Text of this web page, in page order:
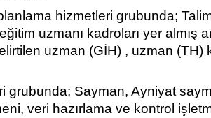
hizmetleri grubunda;
uzmanı kadroları yer almış
uzman (GİH) , uzman (TH)
grubunda; Sayman, Ayniyat
veri hazırlama ve kontrol